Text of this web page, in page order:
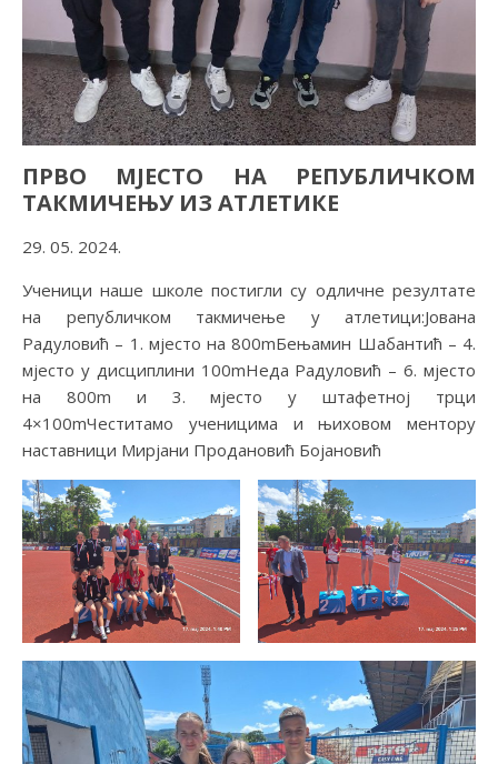
ПРВО МЈЕСТО НА РЕПУБЛИЧКОМ
ТАКМИЧЕЊУ ИЗ АТЛЕТИКЕ
29. 05. 2024.
Ученици наше школе постигли су одличне резултате
на републичком такмичење у атлетици:Јована
Радуловић – 1. мјесто на 800mБењамин Шабантић – 4.
мјесто у дисциплини 100mНеда Радуловић – 6. мјесто
на 800m и 3. мјесто у штафетној трци
4×100mЧеститамо ученицима и њиховом ментору
наставници Мирјани Продановић Бојановић